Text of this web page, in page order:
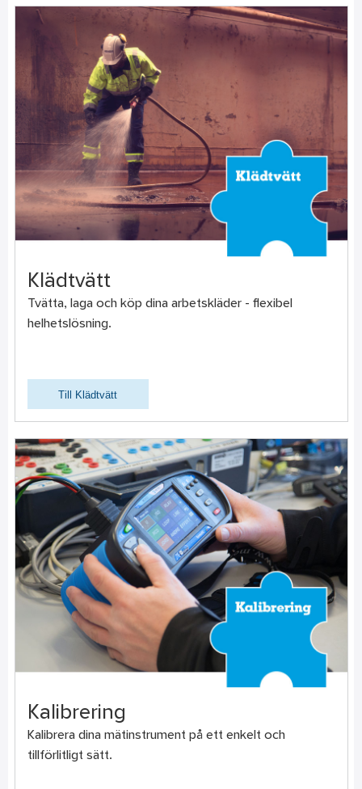
Klädtvätt
Tvätta, laga och köp dina arbetskläder - flexibel
helhetslösning.
Till Klädtvätt
Kalibrering
Kalibrera dina mätinstrument på ett enkelt och
tillförlitligt sätt.